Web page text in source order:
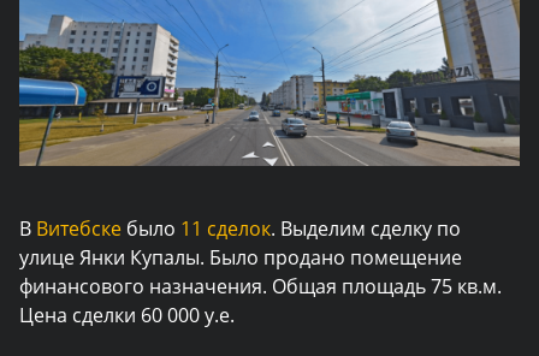
В Витебске было 11 сделок. Выделим сделку по
улице Янки Купалы. Было продано помещение
финансового назначения. Общая площадь 75 кв.м.
Цена сделки 60 000 у.е.